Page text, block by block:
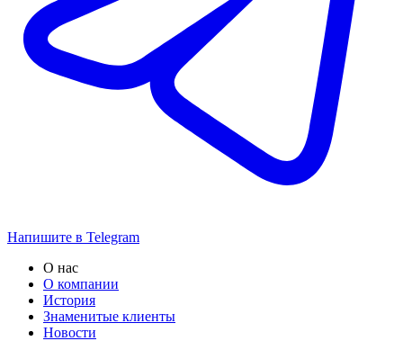
Напишите в Telegram
О нас
О компании
История
Знаменитые клиенты
Новости